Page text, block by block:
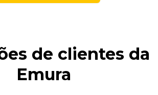
de clientes da
Emura